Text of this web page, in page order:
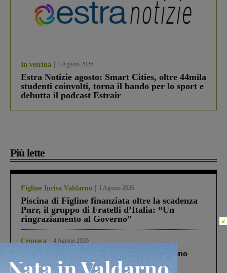
In vetrina 3 Agosto 2026
Estra Notizie agosto: Smart Cities, oltre 44mila
studenti coinvolti, torna il bando per lo sport e
debutta il podcast Estrair
Più lette
Figline Incisa Valdarno 1 Agosto 2026
Piscina di Figline finanziata oltre la scadenza
Pnrr, il gruppo di Fratelli d’Italia: “Un
ringraziamento al Governo”
Cronaca 4 Agosto 2026
Un anno fa la strage in A1 in cui morirono
Gianni, Giulia e Franco. Lo schianto, il
×